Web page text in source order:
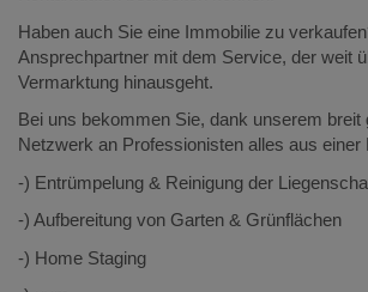
Haben auch Sie eine Immobilie zu
Ansprechpartner mit dem Service, der weit
Vermarktung hinausgeht.
Bei uns bekommen Sie, dank unserem breit
Netzwerk an Professionisten alles aus einer
-) Entrümpelung & Reinigung der
-) Aufbereitung von Garten & Grünflächen
-) Home Staging